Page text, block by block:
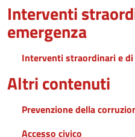
Interventi
emergenza
Interventi straordinari e di
Altri contenuti
Prevenzione della
Accesso civico